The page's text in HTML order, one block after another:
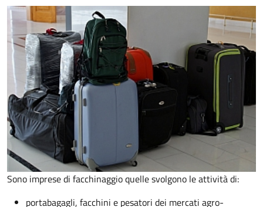
Sono imprese di facchinaggio quelle svolgono le attività di:
portabagagli, facchini e pesatori dei mercati agro-